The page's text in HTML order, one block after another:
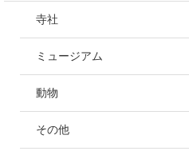
寺社
ミュージアム
動物
その他